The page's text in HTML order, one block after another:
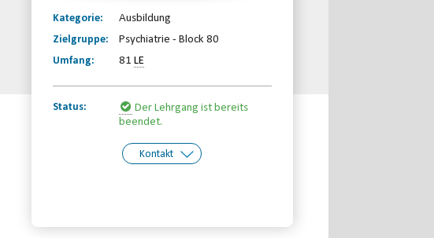
Kategorie:
Ausbildung
Zielgruppe:
Psychiatrie - Block 80
Umfang:
81 LE
Status:
Der Lehrgang ist bereits
beendet.
Kontakt